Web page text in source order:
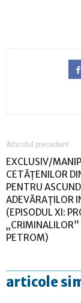
Articolul precedent
EXCLUSIV/
CETĂȚENILOR
PENTRU
ADEVĂRAȚILOR
(EPISODUL XI:
PETROM)
articole